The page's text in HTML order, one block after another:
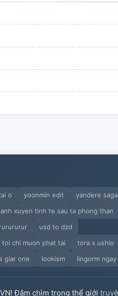
o yoonmin edit
yandere
xuyen tinh te sau ta phong than
usd to dzd
chi muon phat tai
tora x ushio
giar one lookism lingorm
Đắm chìm trong thế giới